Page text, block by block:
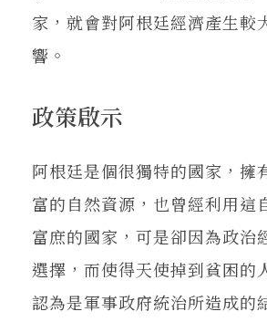
家，就會對阿根廷經濟產生較
響。
政策啟示
阿根廷是個很獨特的國家，擁
富的自然資源，也曾經利用這
富庶的國家，可是卻因為政治
選擇，而使得天使掉到貧困的
認為是軍事政府統治所造成的